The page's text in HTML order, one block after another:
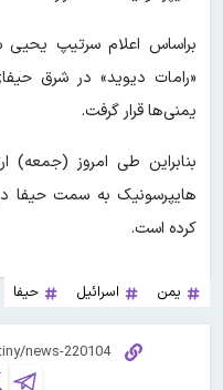
براساس اعلام سرتیپ یحیی
«رامات دیوید» در شرق
یمنی‌ها قرار گرفت.
بنابراین طی امروز
هایپرسونیک به سمت حیفا
کرده است.
یمن اسرائیل حیفا